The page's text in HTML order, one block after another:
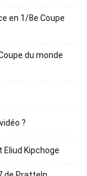
en 1/8e Coupe
du monde
?
Kipchoge